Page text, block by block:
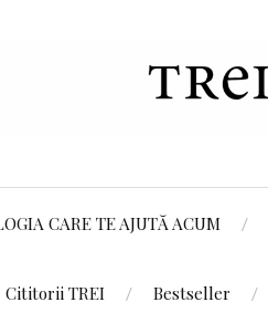
CARE TE AJUTĂ ACUM
Cititorii TREI Bestseller